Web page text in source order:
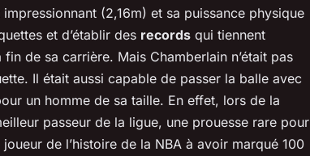
(2,16m) et sa puissance physique
et d’établir des records qui tiennent
de sa carrière. Mais Chamberlain n’était pas
Il était aussi capable de passer la balle avec
un homme de sa taille. En effet, lors de la
passeur de la ligue, une prouesse rare pour
de l’histoire de la NBA à avoir marqué 100